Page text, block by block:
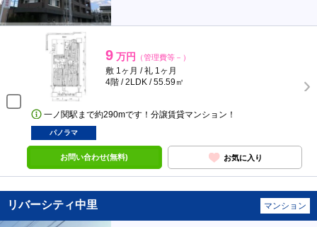
9 万円 （管理費等－）
敷 1ヶ月 / 礼 1ヶ月
4階 / 2LDK / 55.59㎡
一ノ関駅まで約290mです！分譲賃貸マンション！
パノラマ
お問い合わせ(無料) お気に入り
リバーシティ中里 マンション